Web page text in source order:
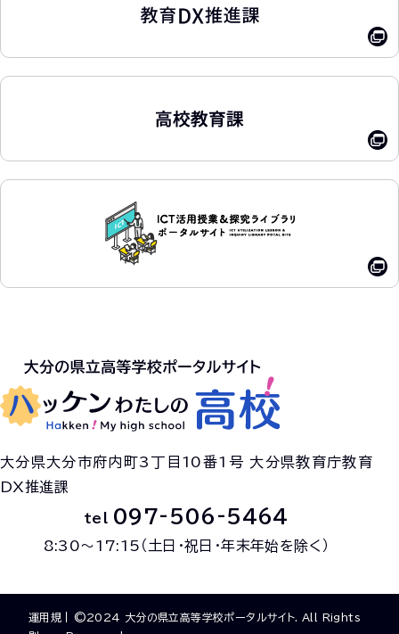
大分県大分市府内町3丁目10番1号 大分県教育庁教育
DX推進課
tel 097-506-5464
8:30～17:15（土日・祝日・年末年始を除く）
運用規
©2024 大分の県立高等学校ポータルサイト. All Rights